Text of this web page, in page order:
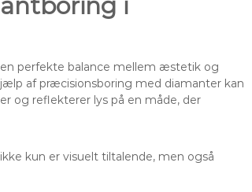
i
perfekte balance mellem æstetik og
af præcisionsboring med diamanter kan
og reflekterer lys på en måde, der
kun er visuelt tiltalende, men også